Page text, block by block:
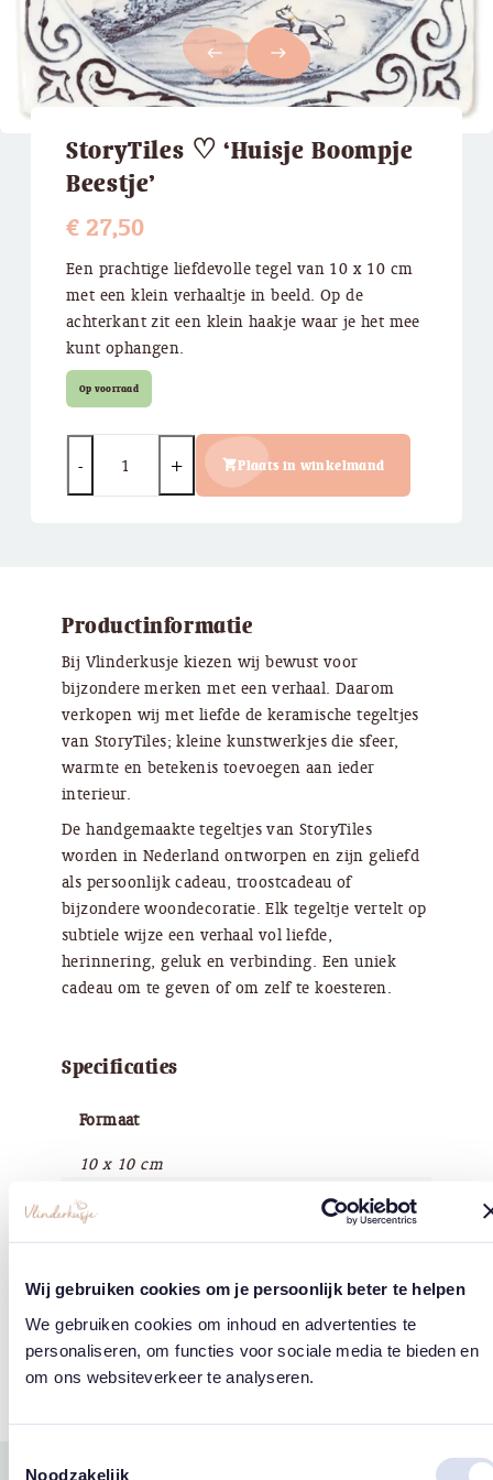
Wij gebruiken cookies om je persoonlijk beter te helpen
We gebruiken cookies om inhoud en advertenties te
personaliseren, om functies voor sociale media te bieden en
om ons websiteverkeer te analyseren.
Noodzakelijk
west east
StoryTiles ♡ ‘Huisje Boompje
Beestje’
€27,50
Een prachtige liefdevolle tegel van 10 x 10 cm
met een klein verhaaltje in beeld. Op de
achterkant zit een klein haakje waar je het mee
kunt ophangen.
Op voorraad
Plaats in winkelmand
Productinformatie
Bij Vlinderkusje kiezen wij bewust voor
bijzondere merken met een verhaal. Daarom
verkopen wij met liefde de keramische tegeltjes
van StoryTiles; kleine kunstwerkjes die sfeer,
warmte en betekenis toevoegen aan ieder
interieur.
De handgemaakte tegeltjes van StoryTiles
worden in Nederland ontworpen en zijn geliefd
als persoonlijk cadeau, troostcadeau of
bijzondere woondecoratie. Elk tegeltje vertelt op
subtiele wijze een verhaal vol liefde,
herinnering, geluk en verbinding. Een uniek
cadeau om te geven of om zelf te koesteren.
Specificaties
Formaat
10 x 10 cm
Materiaal
Merk
Storytiles